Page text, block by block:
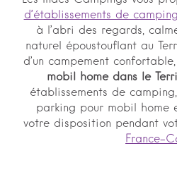
d’établissements de
à l’abri des regards,
naturel époustouflant au
d’un campement
mobil home dans le
établissements de
parking pour mobil home
votre disposition pendant
France-